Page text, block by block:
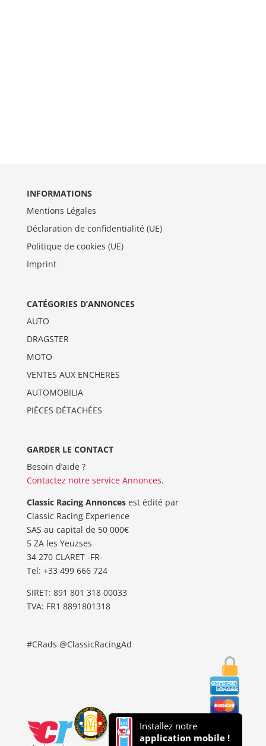
INFORMATIONS
Mentions Légales
Déclaration de confidentialité (UE)
Politique de cookies (UE)
Imprint
CATÉGORIES D’ANNONCES
AUTO
DRAGSTER
MOTO
VENTES AUX ENCHERES
AUTOMOBILIA
PIÈCES DÉTACHÉES
GARDER LE CONTACT
Besoin d’aide ?
Contactez notre service Annonces.
Classic Racing Annoncesest édité par
Classic Racing Experience
SAS au capital de 50 000€
5 ZA les Yeuzses
34 270 CLARET -FR-
Tel: ‭+33 499 666 724‬
SIRET: 891 801 318 00033
TVA: FR1 8891801318
#CRads @ClassicRacingAd
Installez notre
application mobile !